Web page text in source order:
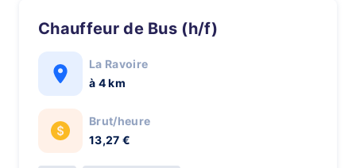
Chauffeur de Bus (h/f)
La Ravoire
à 4 km
Brut/heure
13,27 €